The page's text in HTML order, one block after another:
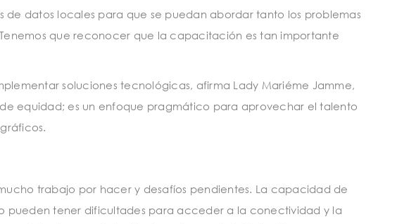
datos locales para que se puedan abordar tanto los problemas
que reconocer que la capacitación es tan importante
soluciones tecnológicas, afirma Lady Mariéme Jamme,
de equidad; es un enfoque pragmático para aprovechar el talento
trabajo por hacer y desafíos pendientes. La capacidad de
pueden tener dificultades para acceder a la conectividad y la